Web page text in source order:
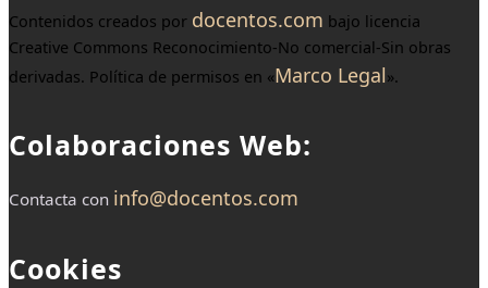
Contenidos creados por docentos.com bajo licencia
Creative Commons Reconocimiento-No comercial-Sin obras
derivadas. Política de permisos en «Marco Legal».
Colaboraciones Web:
Contacta con info@docentos.com
Cookies